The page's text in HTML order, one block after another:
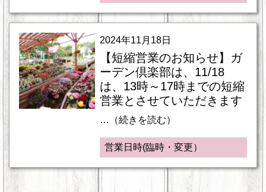
2024年11月18日
【短縮営業のお知らせ】ガ
ーデン倶楽部は、11/18
は、13時～17時までの短縮
営業とさせていただきます
…（続きを読む）
営業日時(臨時・変更）